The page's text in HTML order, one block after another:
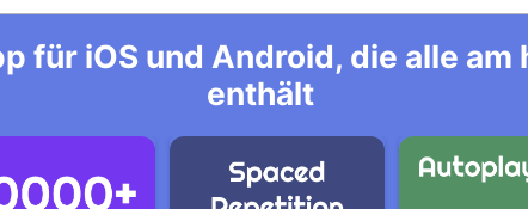
für iOS und Android, die alle
enthält